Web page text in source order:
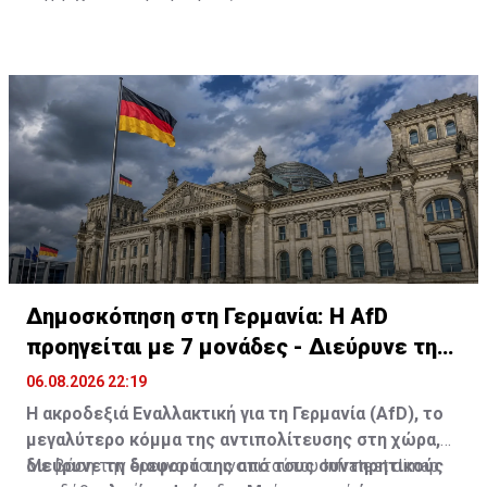
Δημοσκόπηση στη Γερμανία: Η AfD
προηγείται με 7 μονάδες - Διεύρυνε τη
διαφορά
06.08.2026 22:19
Η ακροδεξιά Εναλλακτική για τη Γερμανία (AfD), το
μεγαλύτερο κόμμα της αντιπολίτευσης στη χώρα,
διεύρυνε τη διαφορά της από τους συντηρητικούς
Με βάση την έρευνα του ινστιτούτου Infratest dimap